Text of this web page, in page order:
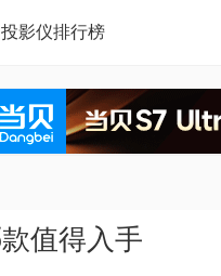
投影仪排行榜
值得入手